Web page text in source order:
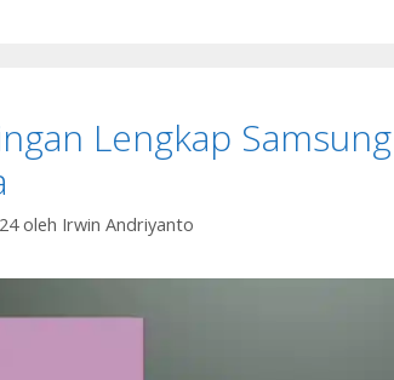
Lengkap
oleh Irwin Andriyanto